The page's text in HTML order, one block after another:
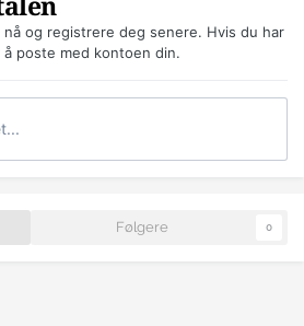
og registrere deg senere. Hvis du har
å poste med kontoen din.
Følgere 0